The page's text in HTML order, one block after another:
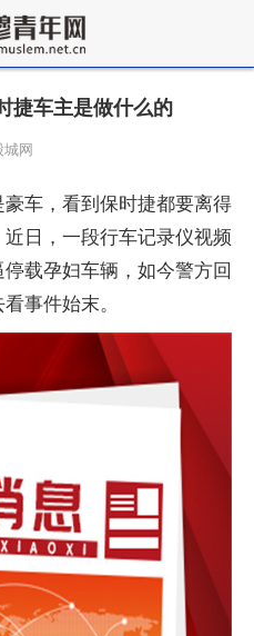
捷车主是做什么的
网
车，看到保时捷都要离得
日，一段行车记录仪视频
载孕妇车辆，如今警方回
事件始末。